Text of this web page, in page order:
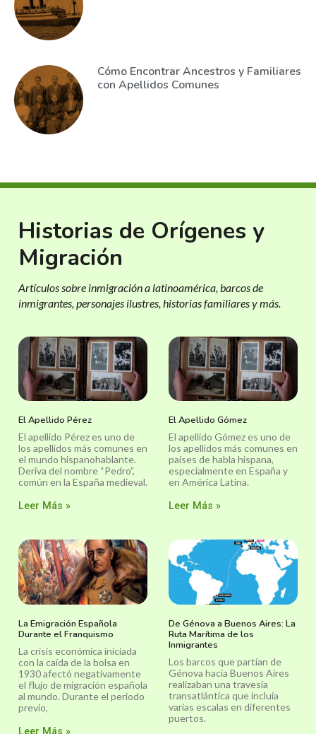
Cómo Encontrar Ancestros y Familiares
con Apellidos Comunes
Historias de Orígenes y
Migración
Artículos sobre inmigración a latinoamérica, barcos de
inmigrantes, personajes ilustres, historias familiares y más.
El Apellido Pérez
El apellido Pérez es uno de
los apellidos más comunes en
el mundo hispanohablante.
Deriva del nombre “Pedro”,
común en la España medieval.
Leer Más »
El Apellido Gómez
El apellido Gómez es uno de
los apellidos más comunes en
países de habla hispana,
especialmente en España y
en América Latina.
Leer Más »
La Emigración Española
Durante el Franquismo
La crisis económica iniciada
con la caída de la bolsa en
1930 afectó negativamente
el flujo de migración española
al mundo. Durante el periodo
previo,
Leer Más »
De Génova a Buenos Aires: La
Ruta Marítima de los
Inmigrantes
Los barcos que partían de
Génova hacia Buenos Aires
realizaban una travesía
transatlántica que incluía
varias escalas en diferentes
puertos.